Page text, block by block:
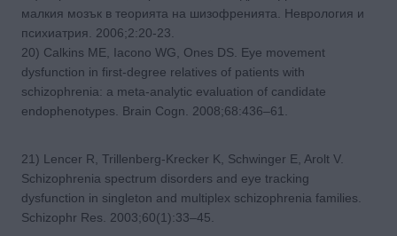
малкия мозък в теорията на шизофренията. Неврология и
психиатрия. 2006;2:20-23.
20) Calkins ME, Iacono WG, Ones DS. Eye movement
dysfunction in first-degree relatives of patients with
schizophrenia: a meta-analytic evaluation of candidate
endophenotypes. Brain Cogn. 2008;68:436–61.
21) Lencer R, Trillenberg-Krecker K, Schwinger E, Arolt V.
Schizophrenia spectrum disorders and eye tracking
dysfunction in singleton and multiplex schizophrenia families.
Schizophr Res. 2003;60(1):33–45.